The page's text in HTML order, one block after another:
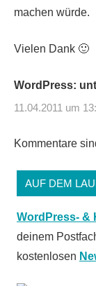
machen würde.
Vielen Dank 🙂
WordPress:
11.04.2011 um
Kommentare
AUF DEM
WordPress- &
deinem
kostenlosen